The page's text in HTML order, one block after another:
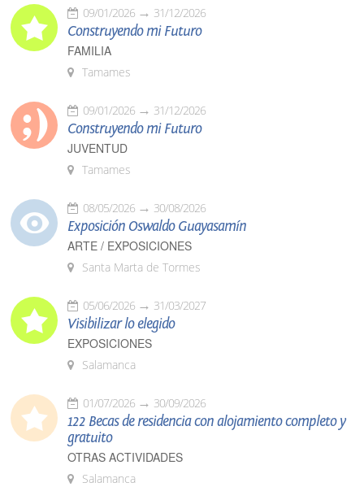
09/01/2026 31/12/2026
Construyendo mi Futuro
FAMILIA
Tamames
09/01/2026 31/12/2026
Construyendo mi Futuro
JUVENTUD
Tamames
08/05/2026 30/08/2026
Exposición Oswaldo Guayasamín
ARTE / EXPOSICIONES
Santa Marta de Tormes
05/06/2026 31/03/2027
Visibilizar lo elegido
EXPOSICIONES
Salamanca
01/07/2026 30/09/2026
122 Becas de residencia con alojamiento completo y
gratuito
OTRAS ACTIVIDADES
Salamanca